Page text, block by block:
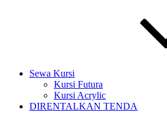
Sewa Kursi
Kursi Futura
Kursi Acrylic
DIRENTALKAN TENDA